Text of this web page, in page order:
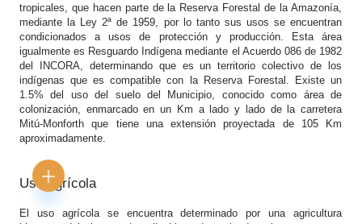
tropicales, que hacen parte de la Reserva Forestal de la Amazonía,
mediante la Ley 2ª de 1959, por lo tanto sus usos se encuentran
condicionados a usos de protección y producción. Esta área
igualmente es Resguardo Indígena mediante el Acuerdo 086 de 1982
del INCORA, determinando que es un territorio colectivo de los
indígenas que es compatible con la Reserva Forestal. Existe un
1.5% del uso del suelo del Municipio, conocido como área de
colonización, enmarcado en un Km a lado y lado de ​la carretera
Mitú-Monforth que tiene una extensión proyectada de 105 Km
aproximadamente.
Uso agrícola
El uso agrícola se encuentra determinado por una agricultura